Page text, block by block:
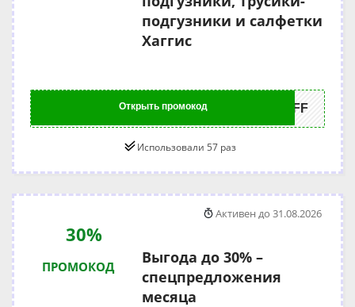
подгузники и салфетки
Хаггис
Открыть промокод 5OFF
Использовали 57 раз
30%
ПРОМОКОД
Выгода до 30% –
спецпредложения
месяца
Активен до 31.08.2026